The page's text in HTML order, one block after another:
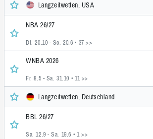
Langzeitwetten, USA
NBA 26/27
Di. 20.10 - So. 20.6 • 37 >>
WNBA 2026
Fr. 8.5 - Sa. 31.10 • 11 >>
Langzeitwetten, Deutschland
BBL 26/27
Sa. 12.9 - Sa. 19.6 • 1 >>